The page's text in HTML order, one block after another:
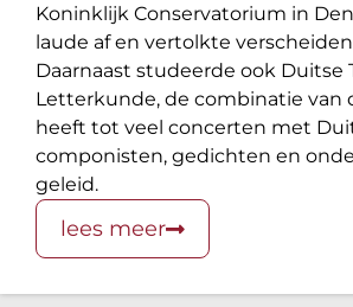
Koninklijk Conservatorium in
laude af en vertolkte
Daarnaast studeerde ook Duitse
Letterkunde, de combinatie van
heeft tot veel concerten met
componisten, gedichten en
geleid.
lees meer